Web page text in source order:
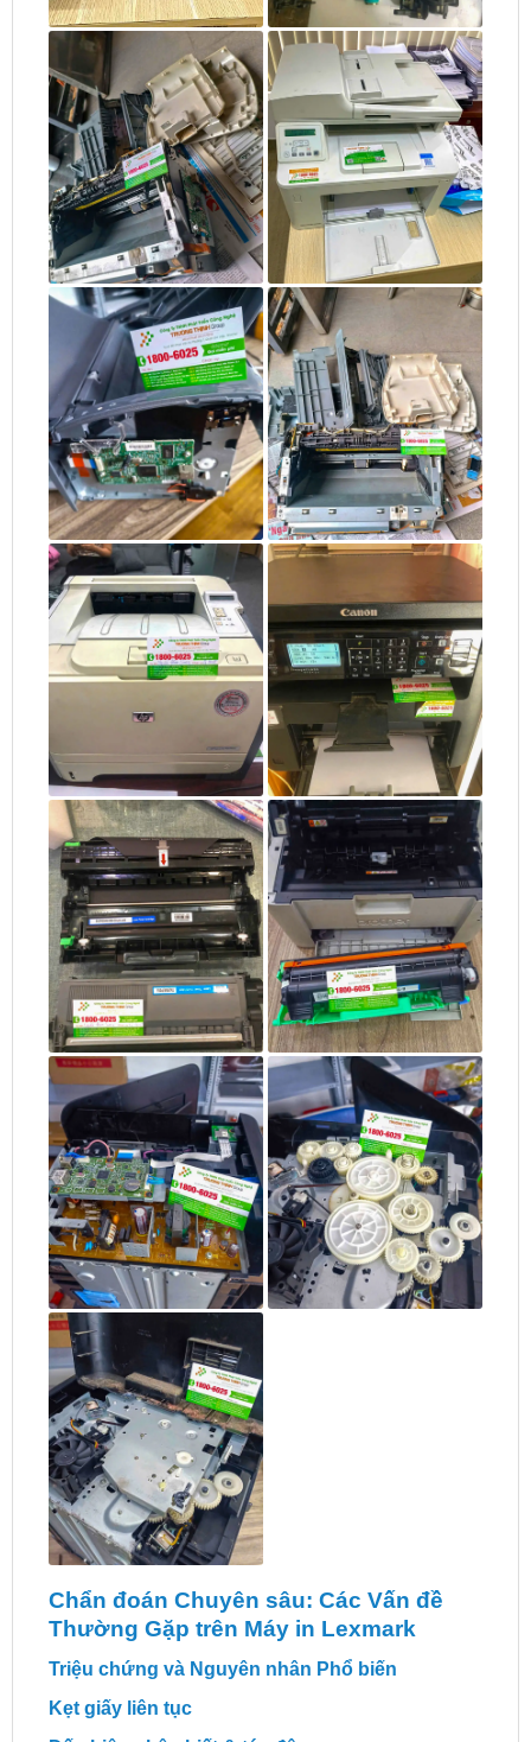
Chẩn đoán Chuyên sâu: Các Vấn đề
Thường Gặp trên Máy in Lexmark
Triệu chứng và Nguyên nhân Phổ biến
Kẹt giấy liên tục